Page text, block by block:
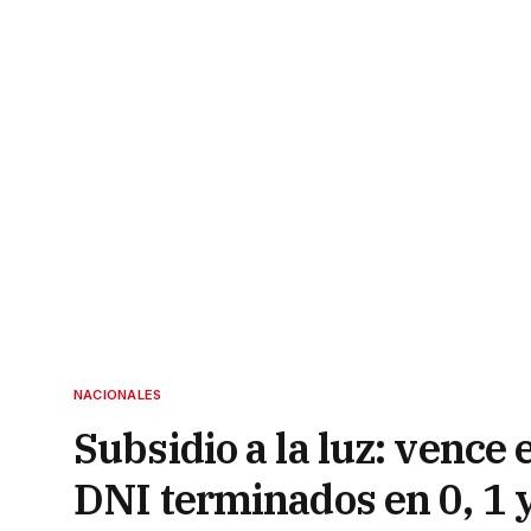
NACIONALES
Subsidio a la luz: vence
DNI terminados en 0, 1